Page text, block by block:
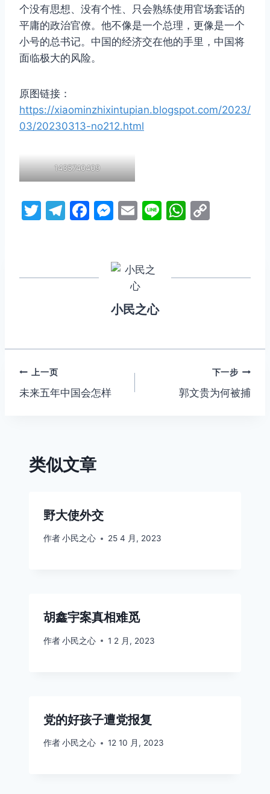
个没有思想、没有个性、只会熟练使用官场套话的
平庸的政治官僚。他不像是一个总理，更像是一个
小号的总书记。中国的经济交在他的手里，中国将
面临极大的风险。
原图链接：
https://xiaominzhixintupian.blogspot.com/2023/
03/20230313-no212.html
1435740409
T
T
F
k
M
s
n
er
E
l
Li W
小民之心
文
章
航
上一页
未来五年中国会怎样
下一步
郭文贵为何被捕
类似文章
野大使外交
作者小民之心 25 4 月, 2023
胡鑫宇案真相难觅
作者小民之心 1 2 月, 2023
党的好孩子遭党报复
作者小民之心 12 10 月, 2023